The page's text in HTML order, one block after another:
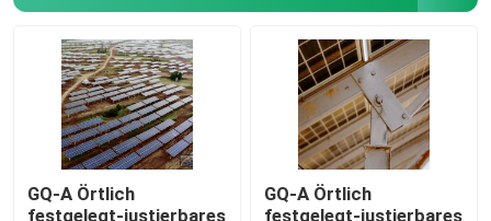
Dachspitze Solar-PV-System
Pv-Haltewinkel
Foto-voltaisches Landwirtschaftssystem
GQ-A Örtlich
festgelegt-justierbares
GQ-A Örtlich
festgelegt-justierbares